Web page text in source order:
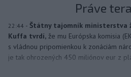
Práve
22:44 - Štátny tajomník ministerstva
Kuffa tvrdí, že mu Európska komisia
s vládnou pripomienkou k zonáciám
je tak ohrozených 450 miliónov eur z